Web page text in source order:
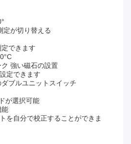
が切り替える
できます
強い磁石の設置
定できます
ブルユニットスイッチ
が選択可能
を自分で校正することができま